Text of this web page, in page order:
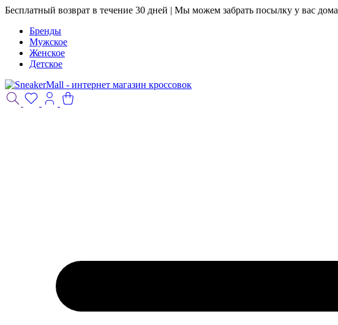
Бесплатный возврат в течение 30 дней | Мы можем забрать посылку у вас дома
Бренды
Мужское
Женское
Детское